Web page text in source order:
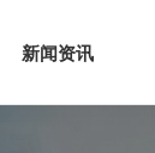
商业服务
新闻资讯